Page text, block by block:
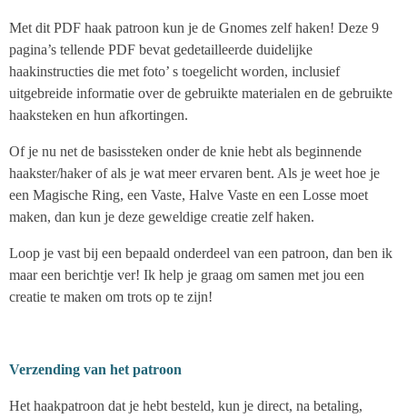
Met dit PDF haak patroon kun je de Gnomes zelf haken! Deze 9
pagina’s tellende PDF bevat gedetailleerde duidelijke
haakinstructies die met foto’ s toegelicht worden, inclusief
uitgebreide informatie over de gebruikte materialen en de gebruikte
haaksteken en hun afkortingen.
Of je nu net de basissteken onder de knie hebt als beginnende
haakster/haker of als je wat meer ervaren bent. Als je weet hoe je
een Magische Ring, een Vaste, Halve Vaste en een Losse moet
maken, dan kun je deze geweldige creatie zelf haken.
Loop je vast bij een bepaald onderdeel van een patroon, dan ben ik
maar een berichtje ver! Ik help je graag om samen met jou een
creatie te maken om trots op te zijn!
Verzending van het patroon
Het haakpatroon dat je hebt besteld, kun je direct, na betaling,